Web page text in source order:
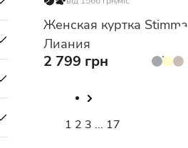
Женская куртка Stimma
Лиания
2 799 грн
1 2 3 ... 17